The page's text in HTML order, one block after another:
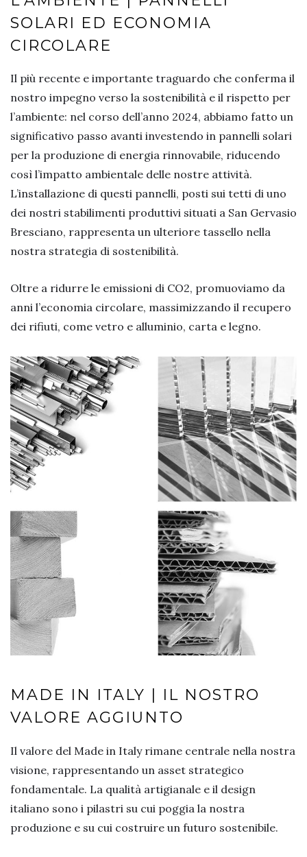
SOLARI ED ECONOMIA
CIRCOLARE
Il più recente e importante traguardo che conferma il
nostro impegno verso la sostenibilità e il rispetto per
l’ambiente: nel corso dell’anno 2024, abbiamo fatto un
significativo passo avanti investendo in pannelli solari
per la produzione di energia rinnovabile, riducendo
così l’impatto ambientale delle nostre attività.
L’installazione di questi pannelli, posti sui tetti di uno
dei nostri stabilimenti produttivi situati a San Gervasio
Bresciano, rappresenta un ulteriore tassello nella
nostra strategia di sostenibilità.
Oltre a ridurre le emissioni di CO2, promuoviamo da
anni l’economia circolare, massimizzando il recupero
dei rifiuti, come vetro e alluminio, carta e legno.
MADE IN ITALY | IL NOSTRO
VALORE AGGIUNTO
Il valore del Made in Italy rimane centrale nella nostra
visione, rappresentando un asset strategico
fondamentale. La qualità artigianale e il design
italiano sono i pilastri su cui poggia la nostra
produzione e su cui costruire un futuro sostenibile.